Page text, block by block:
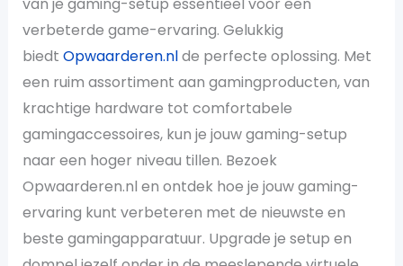
verbeterde game-ervaring. Gelukkig
biedt Opwaarderen.nlde perfecte oplossing. Met
een ruim assortiment aan gamingproducten, van
krachtige hardware tot comfortabele
gamingaccessoires, kun je jouw gaming-setup
naar een hoger niveau tillen. Bezoek
Opwaarderen.nl en ontdek hoe je jouw gaming-
ervaring kunt verbeteren met de nieuwste en
beste gamingapparatuur. Upgrade je setup en